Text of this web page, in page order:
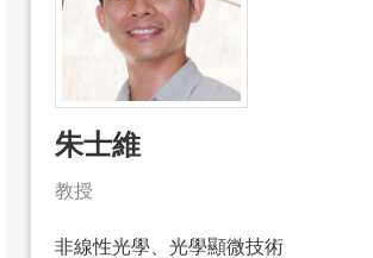
朱士維
教授
非線性光學、光學顯微技術